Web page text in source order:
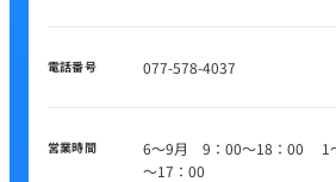
電話番号 077-578-4037
営業時間
6～9月 9：00～18：00 1
～17：00